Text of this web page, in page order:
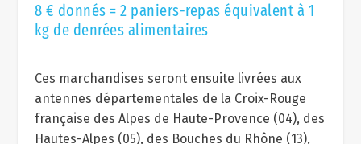
8 € donnés = 2 paniers-repas équivalent à 1
kg de denrées alimentaires
Ces marchandises seront ensuite livrées aux
antennes départementales de la Croix-Rouge
française des Alpes de Haute-Provence (04), des
Hautes-Alpes (05), des Bouches du Rhône (13),